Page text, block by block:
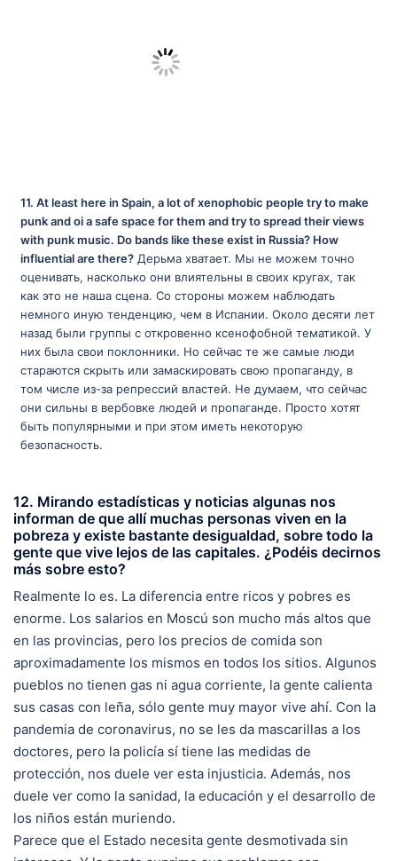
11. At least here in Spain, a lot of xenophobic people try to make
punk and oi a safe space for them and try to spread their views
with punk music. Do bands like these exist in Russia? How
influential are there? Дерьма хватает. Мы не можем точно
оценивать, насколько они влиятельны в своих кругах, так
как это не наша сцена. Со стороны можем наблюдать
немного иную тенденцию, чем в Испании. Около десяти лет
назад были группы с откровенно ксенофобной тематикой. У
них была свои поклонники. Но сейчас те же самые люди
стараются скрыть или замаскировать свою пропаганду, в
том числе из-за репрессий властей. Не думаем, что сейчас
они сильны в вербовке людей и пропаганде. Просто хотят
быть популярными и при этом иметь некоторую
безопасность.
12. Mirando estadísticas y noticias algunas nos
informan de que allí muchas personas viven en la
pobreza y existe bastante desigualdad, sobre todo la
gente que vive lejos de las capitales. ¿Podéis decirnos
más sobre esto?
Realmente lo es. La diferencia entre ricos y pobres es
enorme. Los salarios en Moscú son mucho más altos que
en las provincias, pero los precios de comida son
aproximadamente los mismos en todos los sitios. Algunos
pueblos no tienen gas ni agua corriente, la gente calienta
sus casas con leña, sólo gente muy mayor vive ahí. Con la
pandemia de coronavirus, no se les da mascarillas a los
doctores, pero la policía sí tiene las medidas de
protección, nos duele ver esta injusticia. Además, nos
duele ver como la sanidad, la educación y el desarrollo de
los niños están muriendo.
Parece que el Estado necesita gente desmotivada sin